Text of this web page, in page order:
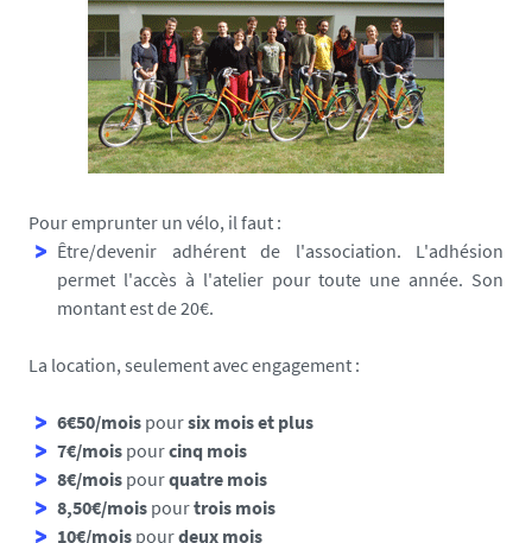
Pour emprunter un vélo, il faut :
Être/devenir adhérent de l'association. L'adhésion
permet l'accès à l'atelier pour toute une année. Son
montant est de 20€.
La location, seulement avec engagement :
6€50/mois poursix mois et plus
7€/mois pourcinq mois
8€/mois pourquatre mois
8,50€/mois pourtrois mois
10€/mois pourdeux mois